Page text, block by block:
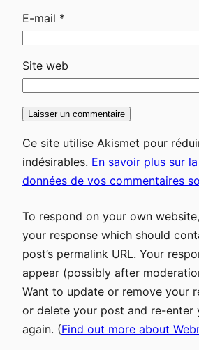
E-mail *
Site web
Ce site utilise Akismet pour
indésirables. En savoir plus sur
données de vos commentaires
To respond on your own
your response which should
post’s permalink URL. Your
appear (possibly after
Want to update or remove your
or delete your post and re-enter
again. (Find out more about